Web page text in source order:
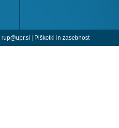
rup@upr.si | Piškotki in zasebnost